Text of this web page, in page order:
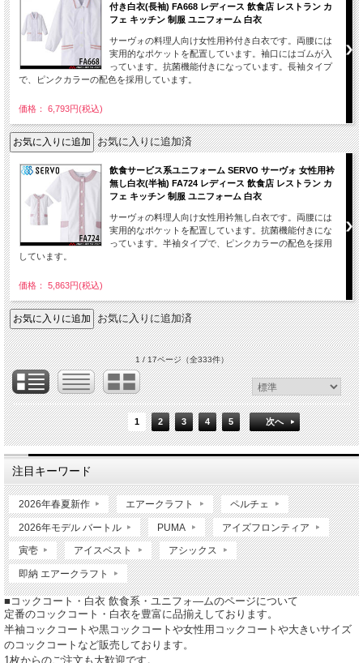
付き白衣(長袖) FA668 レディース 飲食店 レストラン カ
フェ キッチン 制服 ユニフォーム 白衣
サーヴォの料理人向け女性用衿付き白衣です。両腰には
実用的なポケットを配置しています。袖口にはゴムが入
っています。抗菌機能付きになっています。長袖タイプ
で、ピンクカラーの配色を採用しています。
価格： 6,793円(税込)
お気に入りに追加済
飲食サービス系ユニフォーム SERVO サーヴォ 女性用衿
無し白衣(半袖) FA724 レディース 飲食店 レストラン カ
フェ キッチン 制服 ユニフォーム 白衣
サーヴォの料理人向け女性用衿無し白衣です。両腰には
実用的なポケットを配置しています。抗菌機能付きにな
っています。半袖タイプで、ピンクカラーの配色を採用
しています。
価格： 5,863円(税込)
お気に入りに追加済
1 / 17ページ（全333件）
1 2 3 4 5 次へ
注目キーワード
2026年春夏新作 エアークラフト ペルチェ
2026年モデル バートル PUMA アイズフロンティア
寅壱 アイスベスト アシックス
即納 エアークラフト
■コックコート・白衣 飲食系・ユニフォ―ムのページについて
定番のコックコート・白衣を豊富に品揃えしております。
半袖コックコートや黒コックコートや女性用コックコートや大きいサイズ
のコックコートなど販売しております。
1枚からのご注文も大歓迎です。